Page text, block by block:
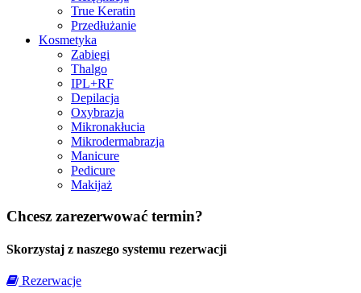
True Keratin
Przedłużanie
Kosmetyka
Zabiegi
Thalgo
IPL+RF
Depilacja
Oxybrazja
Mikronakłucia
Mikrodermabrazja
Manicure
Pedicure
Makijaż
Chcesz zarezerwować termin?
Skorzystaj z naszego systemu rezerwacji
Rezerwacje